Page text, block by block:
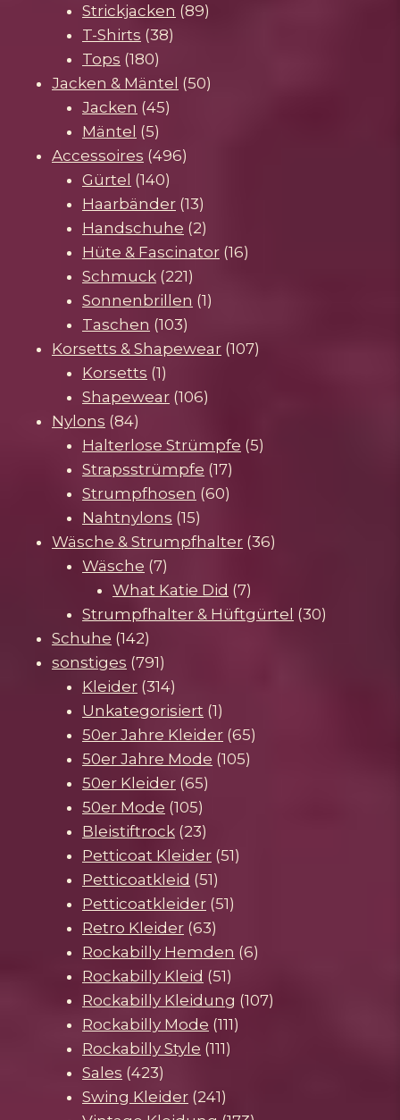
Produkte
Strickjacken 8989
T-Shirts 3838
Tops 180180
Produkte
Jacken & Mäntel 5050
Jacken 4545
Mäntel 55
Produkte
Accessoires 496496
Gürtel 140140
Produkte
Haarbänder 1313
Produkte
Handschuhe 22
Produkte
Hüte & Fascinator 1616
Schmuck 221221
Produkte
Sonnenbrillen 11
Taschen 103103
Produkte
Korsetts & Shapewear 107107
Korsetts 11
Produkt
Shapewear 106106
Nylons 8484
Produkte
Halterlose Strümpfe 55
Strapsstrümpfe 1717
Produkte
Strumpfhosen 6060
Nahtnylons 1515
Produkte
Wäsche & Strumpfhalter 3636
Wäsche 77
Produkte
What Katie Did 77
Produkte
Strumpfhalter & Hüftgürtel 3030
Schuhe 142142
Produkte
sonstiges 791791
Produkte
Kleider 314314
Produkte
Unkategorisiert 11
Produkt
50er Jahre Kleider 6565
50er Jahre Mode 105105
50er Kleider 6565
50er Mode 105105
Produkte
Bleistiftrock 2323
Produkte
Petticoat Kleider 5151
Petticoatkleid 5151
Produkte
Petticoatkleider 5151
Retro Kleider 6363
Produkte
Rockabilly Hemden 66
Rockabilly Kleid 5151
Produkte
Rockabilly Kleidung 107107
Rockabilly Mode 111111
Rockabilly Style 111111
Sales 423423
Produkte
Swing Kleider 241241